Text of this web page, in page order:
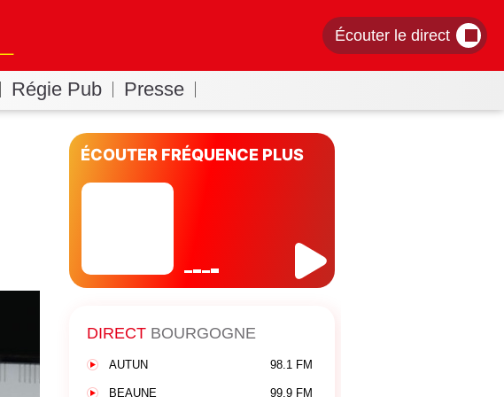
Écouter le direct
Régie Pub Presse
ÉCOUTER FRÉQUENCE PLUS
DIRECTBOURGOGNE
AUTUN 98.1 FM
BEAUNE 99.9 FM